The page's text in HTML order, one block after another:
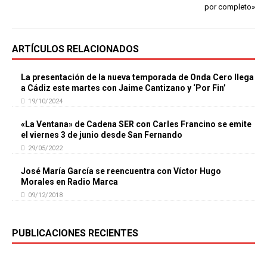
por completo»
ARTÍCULOS RELACIONADOS
La presentación de la nueva temporada de Onda Cero llega
a Cádiz este martes con Jaime Cantizano y ‘Por Fin’
19/10/2024
«La Ventana» de Cadena SER con Carles Francino se emite
el viernes 3 de junio desde San Fernando
29/05/2022
José María García se reencuentra con Víctor Hugo
Morales en Radio Marca
09/12/2018
PUBLICACIONES RECIENTES